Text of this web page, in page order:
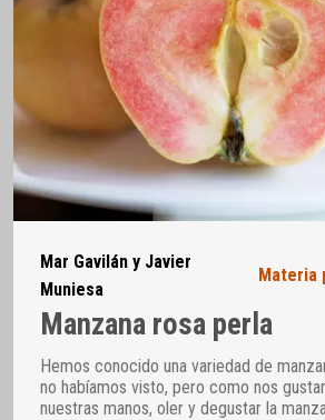
Mar Gavilán y Javier
Muniesa
Materia
Manzana rosa perla
Hemos conocido una variedad de
no habíamos visto, pero como nos
nuestras manos, oler y degustar la